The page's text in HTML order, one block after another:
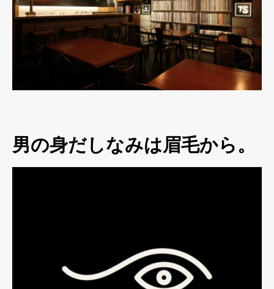
男の身だしなみは眉毛から。